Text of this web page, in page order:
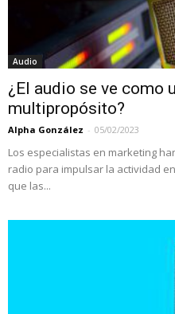
Audio
¿El audio se ve como
multipropósito?
Alpha González - 05/02/2023
Los especialistas en marketing
radio para impulsar la actividad
que las...